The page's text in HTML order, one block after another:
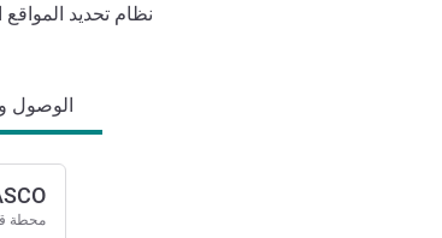
نظام تحديد المواقع
الوصول
محطة